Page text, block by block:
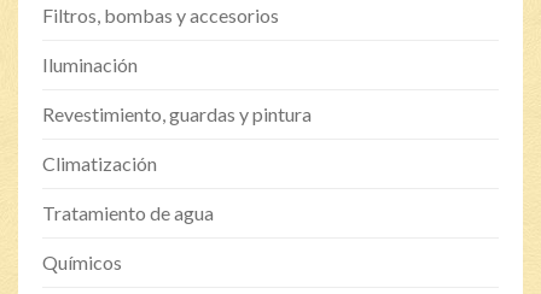
Filtros, bombas y accesorios
Iluminación
Revestimiento, guardas y pintura
Climatización
Tratamiento de agua
Químicos